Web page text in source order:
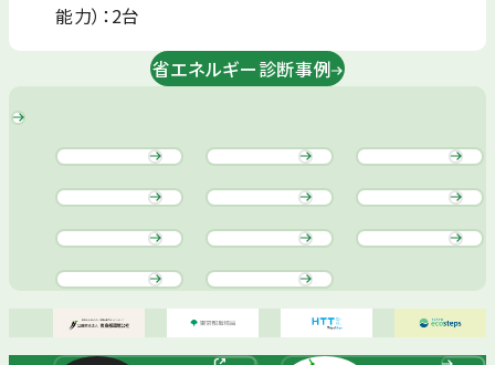
能力）：2台
省エネルギー診断事例